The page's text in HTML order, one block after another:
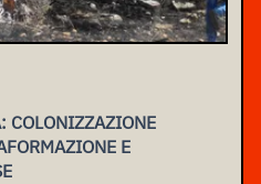
COLONIZZAZIONE
E